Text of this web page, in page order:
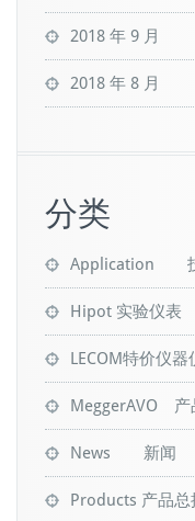
2018 年 9 月
2018 年 8 月
分类
Application
Hipot 实验仪表
LECOM特价仪器
MeggerAVO 产
News 新闻
Products 产品总